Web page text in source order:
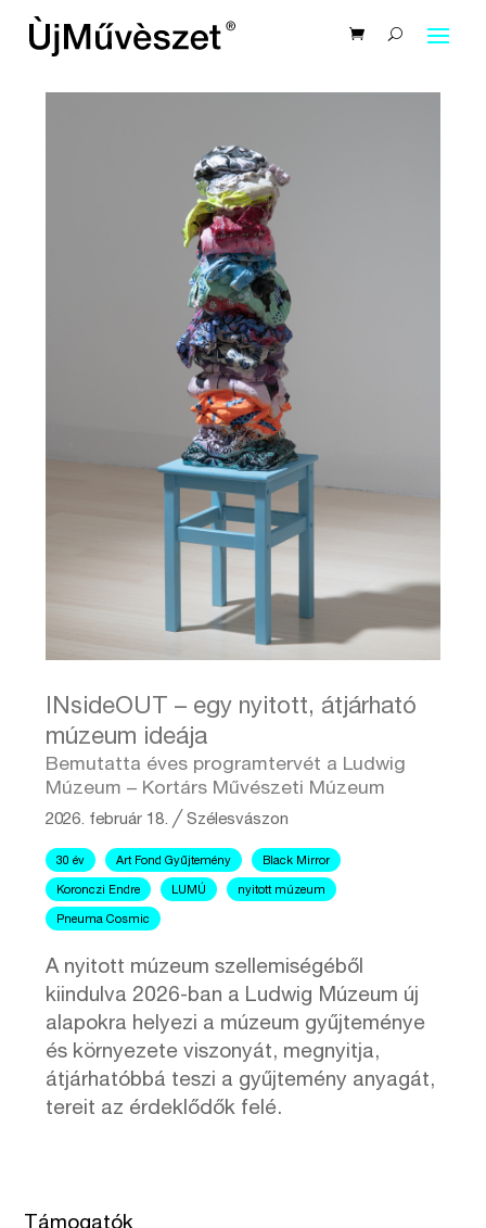
INsideOUT – egy nyitott, átjárható
múzeum ideája
Bemutatta éves programtervét a Ludwig
Múzeum – Kortárs Művészeti Múzeum
2026. február 18. ╱Szélesvászon
30 év Art Fond Gyűjtemény Black Mirror
Koronczi Endre LUMÚ nyitott múzeum
Pneuma Cosmic
A nyitott múzeum szellemiségéből
kiindulva 2026-ban a Ludwig Múzeum új
alapokra helyezi a múzeum gyűjteménye
és környezete viszonyát, megnyitja,
átjárhatóbbá teszi a gyűjtemény anyagát,
tereit az érdeklődők felé.
Támogatók